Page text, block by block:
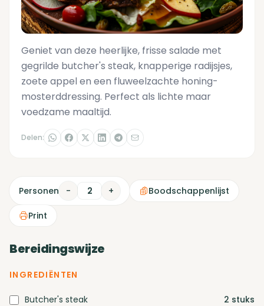
Geniet van deze heerlijke, frisse salade met
gegrilde butcher's steak, knapperige radijsjes,
zoete appel en een fluweelzachte honing-
mosterddressing. Perfect als lichte maar
voedzame maaltijd.
Delen:
Personen - + Boodschappenlijst
Print
Bereidingswijze
INGREDIËNTEN
Butcher's steak 2 stuks